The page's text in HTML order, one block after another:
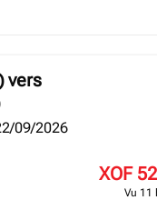
Round trip Selected
vers
09/2026
XOF
Vu 11